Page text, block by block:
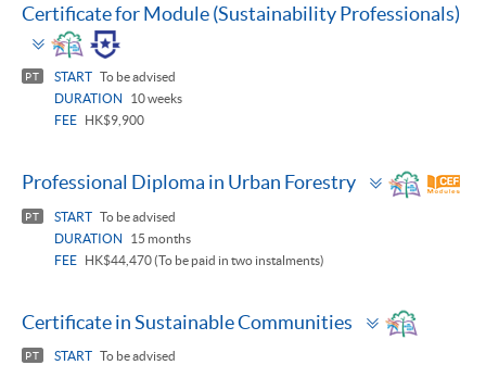
Certificate for Module (Sustainability Professionals)
Toggle
panel
PT START To be advised
DURATION
10 weeks
FEE
HK$9,900
Professional Diploma in Urban Forestry
Toggle
panel
PT START To be advised
DURATION
15 months
FEE
HK$44,470 (To be paid in two instalments)
Certificate in Sustainable Communities
Toggle
panel
PT START To be advised